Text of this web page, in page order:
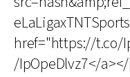
href="https://t.co/
/IpOpeDlvz7</